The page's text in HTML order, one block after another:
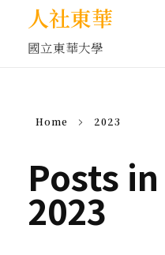
人社東華
國立東華大學
文化沙龍
Home 2023
Posts
2023